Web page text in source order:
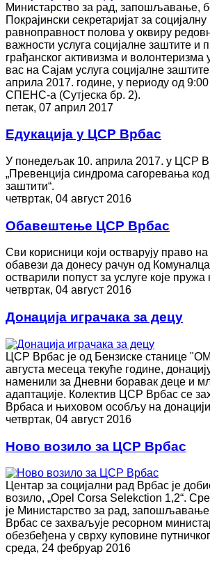
Министарство за рад, запошљавање,
Покрајински секретаријат за
равноправност полова у оквиру
важности услуга социјалне заштите и
грађанског активизма и волонтеризма
вас на Сајам услуга социјалне
априла 2017. године, у периоду од
СПЕНС-а (Сутјеска бр. 2).
петак, 07 април 2017
Едукација у ЦСР Врбас
У понедељак 10. априла 2017. у ЦСР
„Превенција синдрома сагоревања
заштити“.
четвртак, 04 август 2016
Обавештење ЦСР Врбас
Сви корисници који остварују право
обавези да донесу рачун од
остварили попуст за услуге које
четвртак, 04 август 2016
Донација играчака за децу
ЦСР Врбас је од Бензиске станице
августа месеца текуће године,
наменили за Дневни боравак деце и
адаптације. Колектив ЦСР Врбас се
Врбаса и њиховом особљу на
четвртак, 04 август 2016
Ново возило за ЦСР Врбас
Центaр за социјални рад Врбас је
возило, „Opel Corsa Selekction 1,2“.
је Министарство за рад,
Врбас се захваљује ресорном
обезбеђена у сврху куповине
среда, 24 фебруар 2016